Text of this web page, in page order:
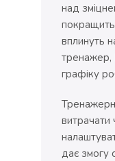
над
покращить
вплинуть
тренажер,
графіку
витрачати
дає змогу